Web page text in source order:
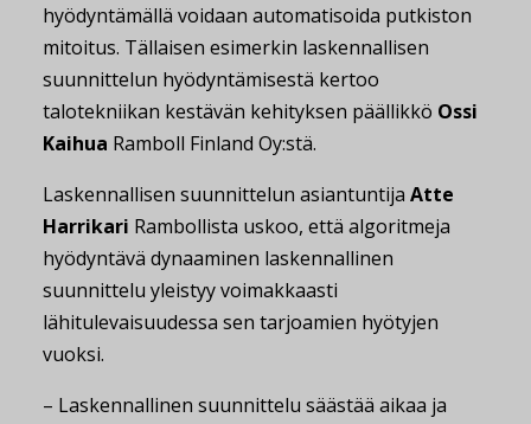
hyödyntämällä voidaan automatisoida putkiston
mitoitus. Tällaisen esimerkin laskennallisen
suunnittelun hyödyntämisestä kertoo
talotekniikan kestävän kehityksen päällikkö Ossi
Kaihua Ramboll Finland Oy:stä.
Laskennallisen suunnittelun asiantuntija Atte
Harrikari Rambollista uskoo, että algoritmeja
hyödyntävä dynaaminen laskennallinen
suunnittelu yleistyy voimakkaasti
lähitulevaisuudessa sen tarjoamien hyötyjen
vuoksi.
– Laskennallinen suunnittelu säästää aikaa ja